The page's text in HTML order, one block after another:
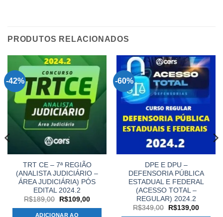
PRODUTOS RELACIONADOS
-42%
TRT CE – 7ª REGIÃO
(ANALISTA JUDICIÁRIO –
ÁREA JUDICIÁRIA) PÓS
EDITAL 2024.2
R$189,00
O
original
R$109,00O
ADICIONAR AO
-60%
DPE E DPU –
DEFENSORIA PÚBLICA
ESTADUAL E FEDERAL
(ACESSO TOTAL –
REGULAR) 2024.2
R$349,00
O
R$139,00O